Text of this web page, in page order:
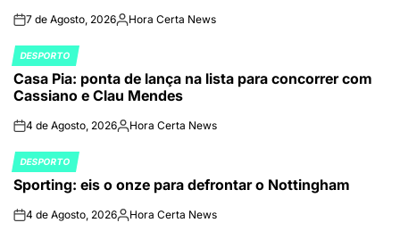
on7 de Agosto, 2026Publicado
Hora Certa News
POSTED
IN
DESPORTO
Casa Pia: ponta de lança na lista para concorrer com
Cassiano e Clau Mendes
on4 de Agosto, 2026Publicado
Hora Certa News
POSTED
IN
DESPORTO
Sporting: eis o onze para defrontar o Nottingham
on4 de Agosto, 2026Publicado
Hora Certa News